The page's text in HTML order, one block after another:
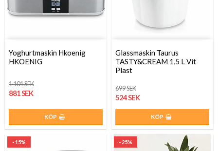
Yoghurtmaskin Hkoenig
HKOENIG
1 101 SEK
881 SEK
KÖP
Glassmaskin Taurus
TASTY&CREAM 1,5 L Vit
Plast
699 SEK
524 SEK
KÖP
- 15% - 25%